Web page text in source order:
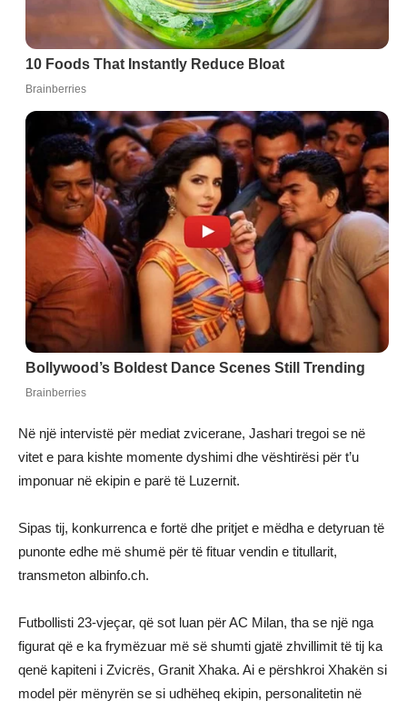
Në një intervistë për mediat zvicerane, Jashari tregoi se në
vitet e para kishte momente dyshimi dhe vështirësi për t’u
imponuar në ekipin e parë të Luzernit.
Sipas tij, konkurrenca e fortë dhe pritjet e mëdha e detyruan të
punonte edhe më shumë për të fituar vendin e titullarit,
transmeton albinfo.ch.
Futbollisti 23-vjeçar, që sot luan për AC Milan, tha se një nga
figurat që e ka frymëzuar më së shumti gjatë zhvillimit të tij ka
qenë kapiteni i Zvicrës, Granit Xhaka. Ai e përshkroi Xhakën si
model për mënyrën se si udhëheq ekipin, personalitetin në